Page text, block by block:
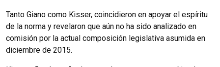
Tanto Giano como Kisser, coincidieron en apoyar el espíritu
de la norma y revelaron que aún no ha sido analizado en
comisión por la actual composición legislativa asumida en
diciembre de 2015.